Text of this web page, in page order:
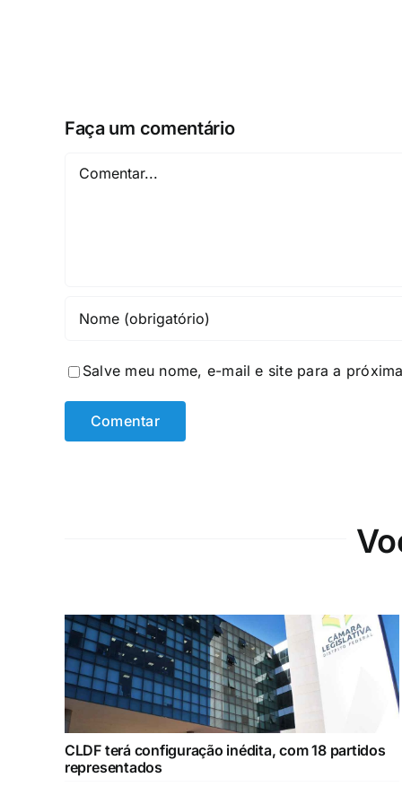
Faça um comentário
Salve meu nome, e-mail e site para a
CLDF terá configuração inédita, com 18 partidos
representados